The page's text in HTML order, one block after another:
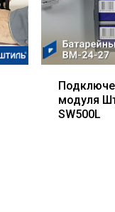
модуля
SW500L